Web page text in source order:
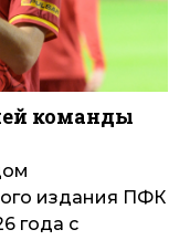
команды
издания ПФК
года с